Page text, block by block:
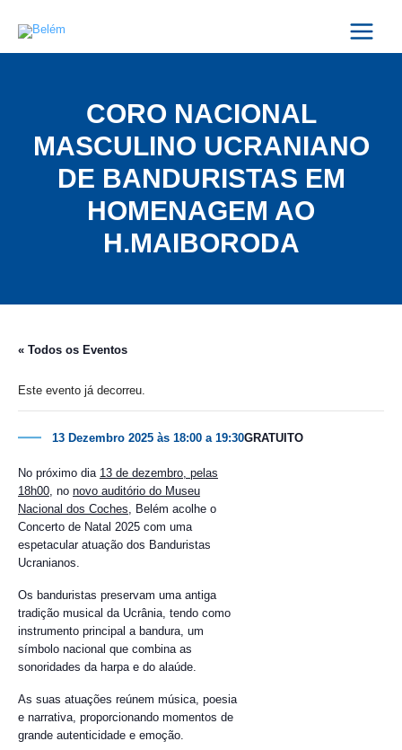
CORO NACIONAL
MASCULINO UCRANIANO
DE BANDURISTAS EM
HOMENAGEM AO
H.MAIBORODA
« Todos os Eventos
Este evento já decorreu.
13 Dezembro 2025 às 18:00 a19:30GRATUITO
No próximo dia 13 de dezembro, pelas
18h00, no novo auditório do Museu
Nacional dos Coches, Belém acolhe o
Concerto de Natal 2025 com uma
espetacular atuação dos Banduristas
Ucranianos.
Os banduristas preservam uma antiga
tradição musical da Ucrânia, tendo como
instrumento principal a bandura, um
símbolo nacional que combina as
sonoridades da harpa e do alaúde.
As suas atuações reúnem música, poesia
e narrativa, proporcionando momentos de
grande autenticidade e emoção.